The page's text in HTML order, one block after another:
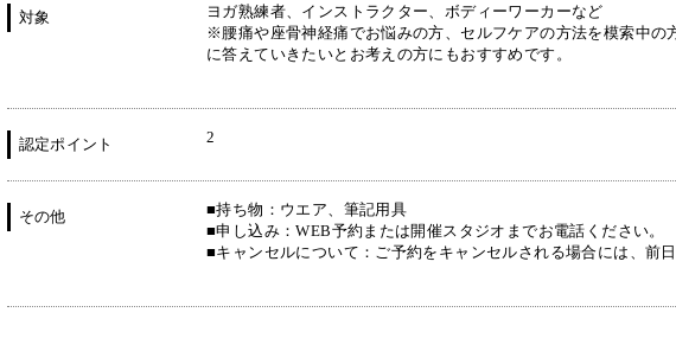
対象
ヨガ熟練者、インストラクター、ボディーワーカーなど
※腰痛や座骨神経痛でお悩みの方、セルフケアの方法を模索中の
に答えていきたいとお考えの方にもおすすめです。
認定ポイント 2
その他
■持ち物：ウエア、筆記用具
■申し込み：WEB予約または開催スタジオまでお電話ください。
■キャンセルについて：ご予約をキャンセルされる場合には、前